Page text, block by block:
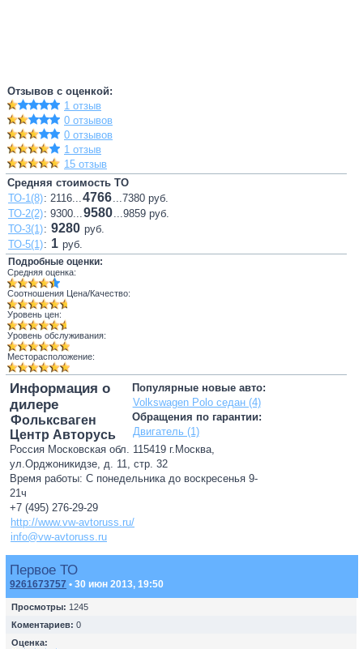
Отзывов с оценкой:
1 отзыв
0 отзывов
0 отзывов
1 отзыв
15 отзыв
Средняя стоимость ТО
ТО-1(8): 2116...4766...7380 руб.
ТО-2(2): 9300...9580...9859 руб.
ТО-3(1): 9280 руб.
ТО-5(1): 1 руб.
Подробные оценки:
Средняя оценка:
Соотношения Цена/Качество:
Уровень цен:
Уровень обслуживания:
Месторасположение:
Популярные новые авто:
Volkswagen Polo седан (4)
Обращения по гарантии:
Двигатель (1)
Информация о
дилере
Фольксваген
Центр Авторусь
Россия Московская обл. 115419 г.Москва,
ул.Орджоникидзе, д. 11, стр. 32
Время работы: С понедельника до воскресенья 9-
21ч
+7 (495) 276-29-29
http://www.vw-avtoruss.ru/
info@vw-avtoruss.ru
Первое ТО
9261673757 • 30 июн 2013, 19:50
Просмотры: 1245
Коментариев: 0
Оценка: